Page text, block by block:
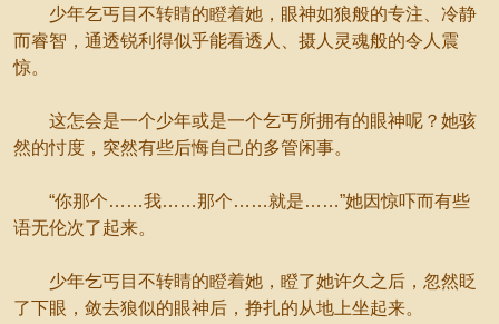
少年乞丐目不转睛的瞪着她，眼神如狼般的专注、冷静
而睿智，通透锐利得似乎能看透人、摄人灵魂般的令人震
惊。
这怎会是一个少年或是一个乞丐所拥有的眼神呢？她骇
然的忖度，突然有些后悔自己的多管闲事。
“你那个……我……那个……就是……”她因惊吓而有些
语无伦次了起来。
少年乞丐目不转睛的瞪着她，瞪了她许久之后，忽然眨
了下眼，敛去狼似的眼神后，挣扎的从地上坐起来。